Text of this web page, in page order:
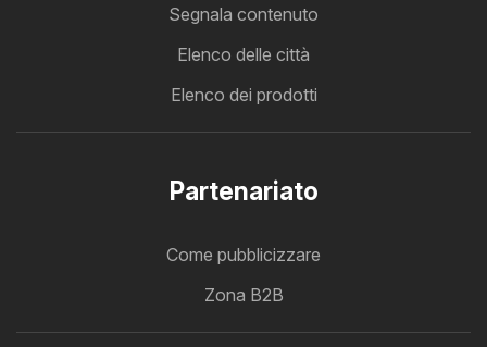
Segnala contenuto
Elenco delle città
Elenco dei prodotti
Partenariato
Come pubblicizzare
Zona B2B